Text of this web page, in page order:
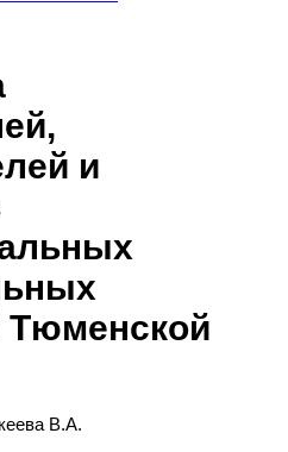
и
Тюменской
В.А.